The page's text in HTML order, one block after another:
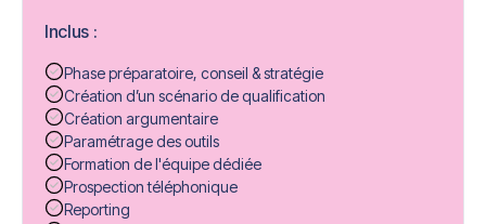
Inclus :
Phase préparatoire, conseil & stratégie
Création d’un scénario de qualification
Création argumentaire
Paramétrage des outils
Formation de l'équipe dédiée
Prospection téléphonique
Reporting